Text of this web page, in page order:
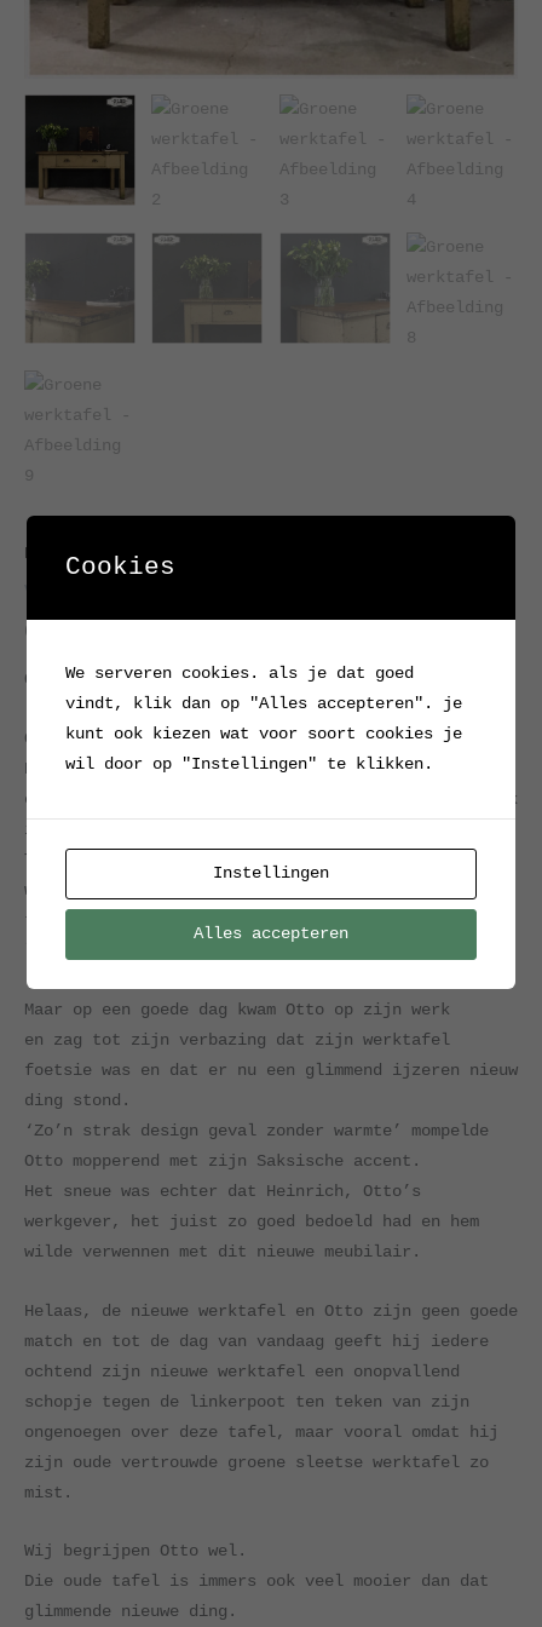
/ Verkocht / Archief
Groene werktafel
Otto’s werkplek
Otto ging fluitend iedere dag naar zijn werk in
Dresden;
een ouderwetse werkplaats waar hij verantwoordelijk
is voor de reparatie van industriële pompen.
Tot voor kort hees ie dan zo’n pomp op zijn
werktafel,
teneinde het mankement op te sporen en op te
Maar op een goede dag kwam Otto op zijn werk
en zag tot zijn verbazing dat zijn werktafel
foetsie was en dat er nu een glimmend ijzeren nieuw
ding stond.
‘Zo’n strak design geval zonder warmte’ mompelde
Otto mopperend met zijn Saksische accent.
Het sneue was echter dat Heinrich, Otto’s
werkgever, het juist zo goed bedoeld had en hem
wilde verwennen met dit nieuwe meubilair.
Helaas, de nieuwe werktafel en Otto zijn geen goede
match en tot de dag van vandaag geeft hij iedere
ochtend zijn nieuwe werktafel een onopvallend
schopje tegen de linkerpoot ten teken van zijn
ongenoegen over deze tafel, maar vooral omdat hij
zijn oude vertrouwde groene sleetse werktafel zo
mist.
Wij begrijpen Otto wel.
Die oude tafel is immers ook veel mooier dan dat
glimmende nieuwe ding.
Cookies
We serveren cookies. als je dat goed
vindt, klik dan op "Alles accepteren". je
kunt ook kiezen wat voor soort cookies je
wil door op "Instellingen" te klikken.
Instellingen
Alles accepteren